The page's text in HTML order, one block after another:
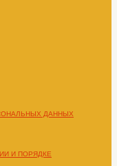
ДАННЫХ
И ПОРЯДКЕ